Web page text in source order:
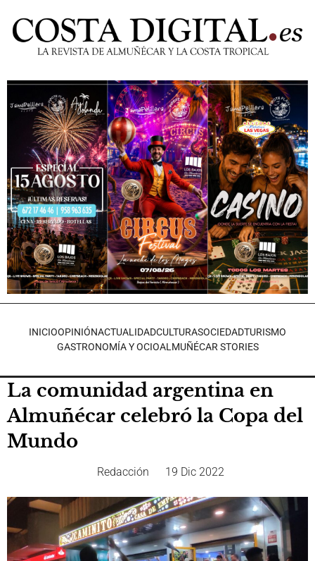
INICIOOPINIÓNACTUALIDADCULTURASOCIEDADTURISMO
GASTRONOMÍA Y OCIOALMUÑÉCAR STORIES
La comunidad argentina en
Almuñécar celebró la Copa del
Mundo
Redacción 19 Dic 2022